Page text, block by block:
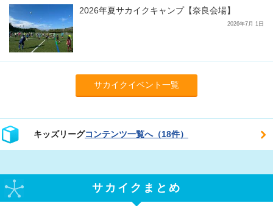
2026年夏サカイクキャンプ【奈良会場】
2026年7月 1日
サカイクイベント一覧
キッズリーグコンテンツ一覧へ（18件）
サカイクまとめ